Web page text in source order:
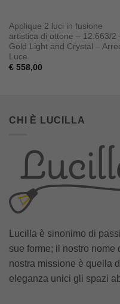
Applique 2 luci in fusione
artistica di ottone – 12.663/2
Gold Light and Crystal –
Luce
€558,00
CHI È LUCILLA
Lucilla è sinonimo di
sue forme; il nostro
nostra missione è quella
eleganza unici gli spazi